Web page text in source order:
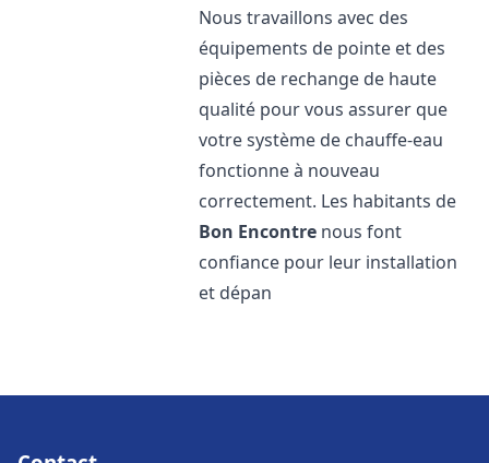
Nous travaillons avec des
équipements de pointe et des
pièces de rechange de haute
qualité pour vous assurer que
votre système de chauffe-eau
fonctionne à nouveau
correctement. Les habitants de
Bon Encontre nous font
confiance pour leur installation
et dépan